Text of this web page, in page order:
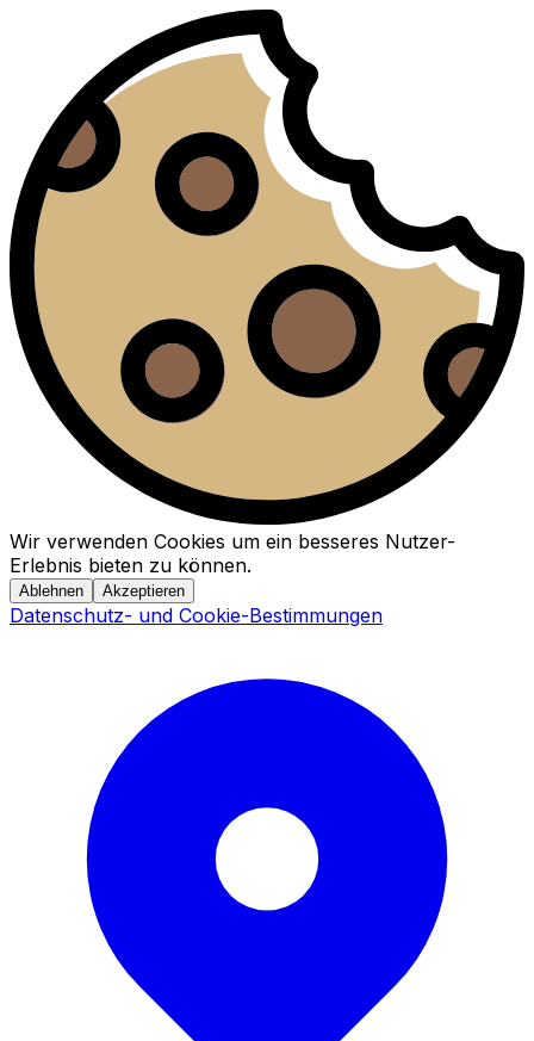
Wir verwenden Cookies um ein besseres Nutzer-
Erlebnis bieten zu können.
Ablehnen Akzeptieren
Datenschutz- und Cookie-Bestimmungen